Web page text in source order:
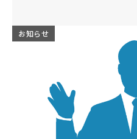
お知らせ